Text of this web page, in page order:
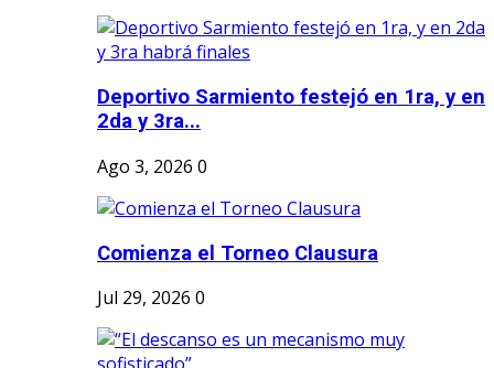
Deportivo Sarmiento festejó en 1ra, y en
2da y 3ra...
Ago 3, 2026 0
Comienza el Torneo Clausura
Jul 29, 2026 0